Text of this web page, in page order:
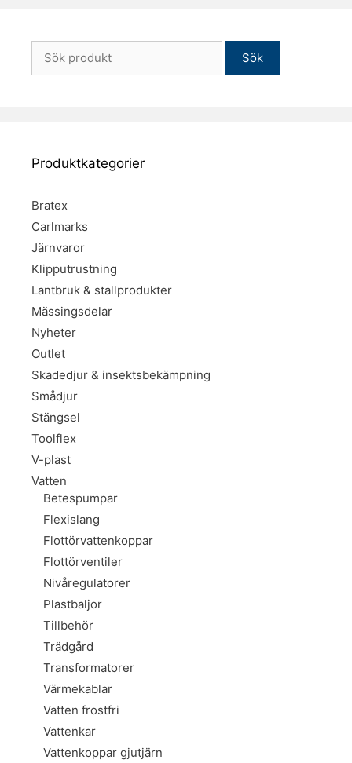
efter:
Produktkategorier
Bratex
Carlmarks
Järnvaror
Klipputrustning
Lantbruk & stallprodukter
Mässingsdelar
Nyheter
Outlet
Skadedjur & insektsbekämpning
Smådjur
Stängsel
Toolflex
V-plast
Vatten
Betespumpar
Flexislang
Flottörvattenkoppar
Flottörventiler
Nivåregulatorer
Plastbaljor
Tillbehör
Trädgård
Transformatorer
Värmekablar
Vatten frostfri
Vattenkar
Vattenkoppar gjutjärn